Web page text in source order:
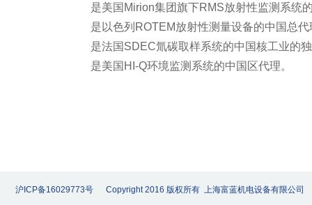
沪ICP备16029773号 Copyright 2016 版权所有 上海富蓝机电设备有限公司
是美国Mirion集团旗下RMS放射性监测系统
是以色列ROTEM放射性测量设备的中国总代
是法国SDEC氚碳取样系统的中国核工业的
是美国HI-Q环境监测系统的中国区代理。